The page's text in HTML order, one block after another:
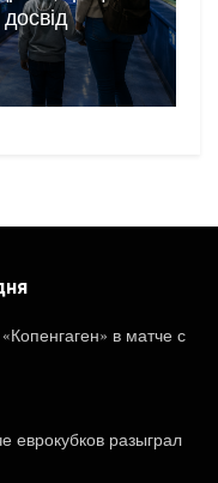
в матче с
еврокубков разыграл